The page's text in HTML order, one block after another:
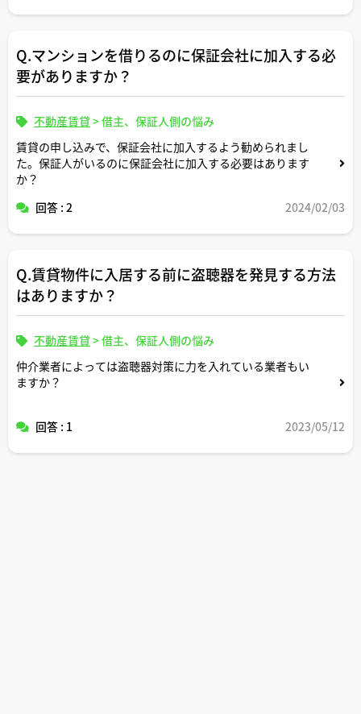
Q.マンションを借りるのに保証会社に加入する必
要がありますか？
不動産賃貸 >借主、保証人側の悩み
賃貸の申し込みで、保証会社に加入するよう勧められまし
た。保証人がいるのに保証会社に加入する必要はあります
か？
回答 : 2
2024/02/03
Q.賃貸物件に入居する前に盗聴器を発見する方法
はありますか？
不動産賃貸 >借主、保証人側の悩み
仲介業者によっては盗聴器対策に力を入れている業者もい
ますか？
回答 : 1 2023/05/12